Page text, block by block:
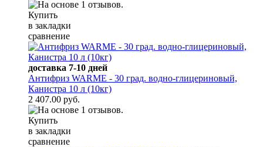
Купить
в закладки
сравнение
доставка 7-10 дней
Антифриз WARME - 30 град. водно-глицериновый,
Канистра 10 л (10кг)
2 407.00 руб.
Купить
в закладки
сравнение